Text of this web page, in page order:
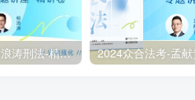
2024众合法考-柏浪涛刑法-精讲卷pdf电子版（附视频1-76全）